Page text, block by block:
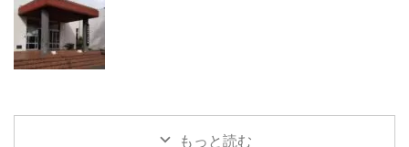
もっと読む